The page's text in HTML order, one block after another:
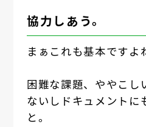
協力しあう。
まぁこれも基本ですよ
困難な課題、ややこし
ないしドキュメントに
と。